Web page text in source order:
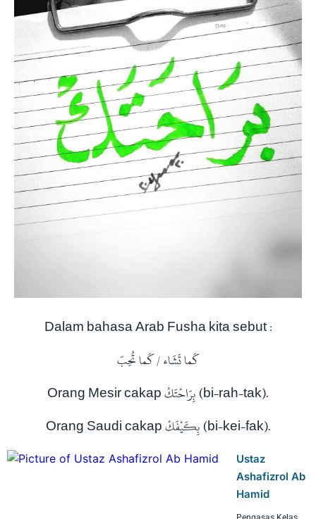
Dalam bahasa Arab Fusha kita sebut :
كَما تَشَاء / كَما تُحِبّ
Orang Mesir cakap بِرَاحْتَكْ (bi-rah-tak).
Orang Saudi cakap بِكَيْفَكْ (bi-kei-fak).
Ustaz
Ashafizrol Ab
Hamid